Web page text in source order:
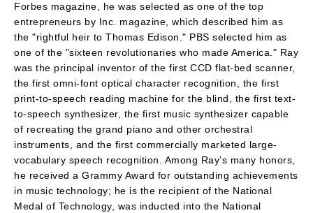
Forbes magazine, he was selected as one of the top
entrepreneurs by Inc. magazine, which described him as
the "rightful heir to Thomas Edison." PBS selected him as
one of the "sixteen revolutionaries who made America." Ray
was the principal inventor of the first CCD flat-bed scanner,
the first omni-font optical character recognition, the first
print-to-speech reading machine for the blind, the first text-
to-speech synthesizer, the first music synthesizer capable
of recreating the grand piano and other orchestral
instruments, and the first commercially marketed large-
vocabulary speech recognition. Among Ray’s many honors,
he received a Grammy Award for outstanding achievements
in music technology; he is the recipient of the National
Medal of Technology, was inducted into the National